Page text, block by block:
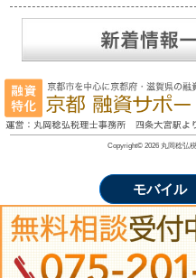
Copyright© 2026 丸岡稔弘
モバイル